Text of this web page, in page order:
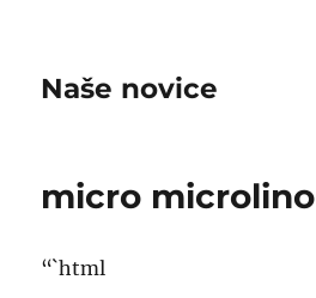
Naše novice
micro microlino
“`html